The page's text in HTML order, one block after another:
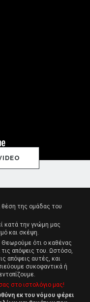
θέση της ομάδας του
κατά την γνώμη μας
και σκέψη.
ότι ο καθένας
απόψεις του. Ωστόσο,
απόψεις αυτές, και
συκοφαντικά ή
στο ιστολόγιο μας!
εκ του νόμου φέρει